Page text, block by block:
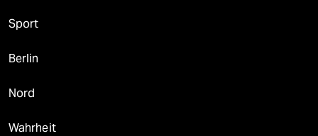
Sport
Berlin
Nord
Wahrheit